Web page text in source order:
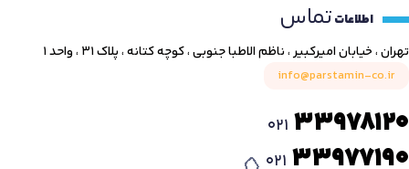
اطلاعاتتماس
تهران ، خیابان امیرکبیر ، ناظم الاطبا جنوبی ، کوچه کتانه ، پلاک ۳۱ ، واحد ۱
info@parstamin-co.ir
021 33978120
021 33977190